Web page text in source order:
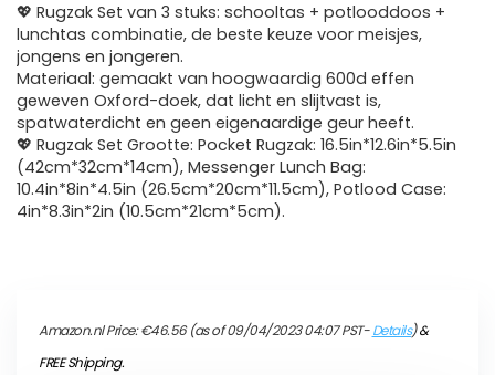
💖 Rugzak Set van 3 stuks: schooltas + potlooddoos +
lunchtas combinatie, de beste keuze voor meisjes,
jongens en jongeren.
Materiaal: gemaakt van hoogwaardig 600d effen
geweven Oxford-doek, dat licht en slijtvast is,
spatwaterdicht en geen eigenaardige geur heeft.
💖 Rugzak Set Grootte: Pocket Rugzak: 16.5in*12.6in*5.5in
(42cm*32cm*14cm), Messenger Lunch Bag:
10.4in*8in*4.5in (26.5cm*20cm*11.5cm), Potlood Case:
4in*8.3in*2in (10.5cm*21cm*5cm).
Amazon.nl Price:€46.56(as of 09/04/2023 04:07 PST-Details)&
FREE Shipping.